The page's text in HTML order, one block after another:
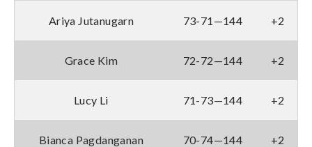
Ariya Jutanugarn 73-71—144 +2
Grace Kim 72-72—144 +2
Lucy Li 71-73—144 +2
Bianca Pagdanganan 70-74—144 +2